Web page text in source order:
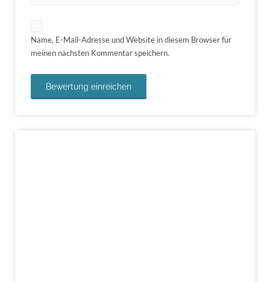
Name, E-Mail-Adresse und Website in diesem Browser für
meinen nächsten Kommentar speichern.